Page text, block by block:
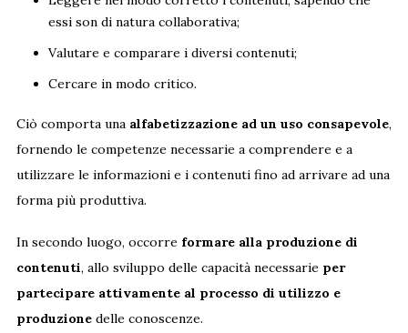
essi son di natura collaborativa;
Valutare e comparare i diversi contenuti;
Cercare in modo critico.
Ciò comporta una alfabetizzazione ad un uso consapevole,
fornendo le competenze necessarie a comprendere e a
utilizzare le informazioni e i contenuti fino ad arrivare ad una
forma più produttiva.
In secondo luogo, occorreformare alla produzione di
contenuti, allo sviluppo delle capacità necessarie per
partecipare attivamente al processo di utilizzo e
produzione delle conoscenze.